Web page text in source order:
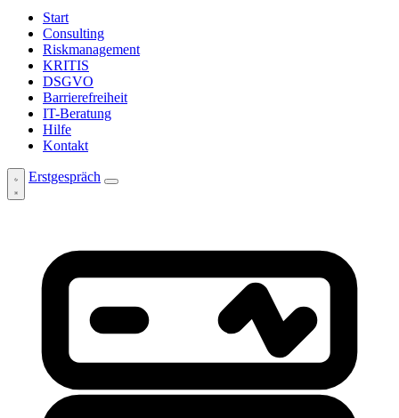
Start
Consulting
Riskmanagement
KRITIS
DSGVO
Barrierefreiheit
IT-Beratung
Hilfe
Kontakt
Erstgespräch